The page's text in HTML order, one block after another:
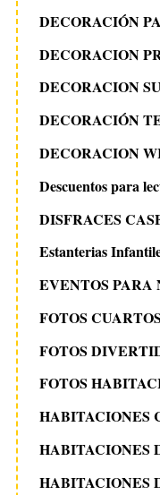
DECORACIÓN
DECORACION
DECORACION
DECORACIÓN
DECORACION
Descuentos para
DISFRACES
Estanterias
EVENTOS PARA
FOTOS
FOTOS
FOTOS
HABITACIONES
HABITACIONES
HABITACIONES